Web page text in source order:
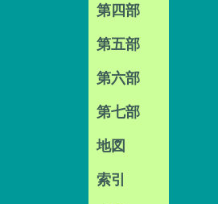
第四部
第五部
第六部
第七部
地図
索引